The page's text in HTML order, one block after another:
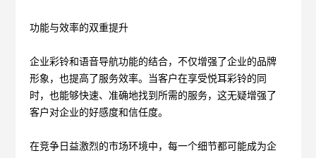
功能与效率的双重提升
企业彩铃和语音导航功能的结合，不仅增强了企业的品牌
形象，也提高了服务效率。当客户在享受悦耳彩铃的同
时，也能够快速、准确地找到所需的服务，这无疑增强了
客户对企业的好感度和信任度。
在竞争日益激烈的市场环境中，每一个细节都可能成为企